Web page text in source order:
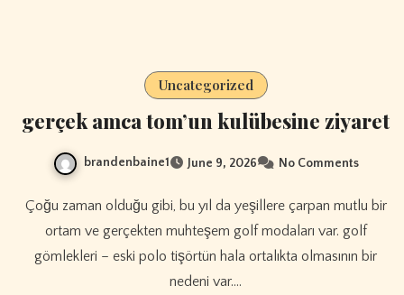
Uncategorized
gerçek amca tom’un kulübesine ziyaret
brandenbaine1 June 9, 2026 No Comments
Çoğu zaman olduğu gibi, bu yıl da yeşillere çarpan mutlu bir
ortam ve gerçekten muhteşem golf modaları var. golf
gömlekleri – eski polo tişörtün hala ortalıkta olmasının bir
nedeni var.…